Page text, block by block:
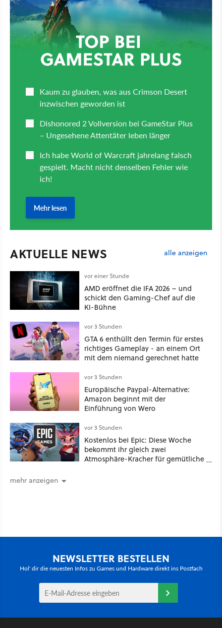
AKTUELLE NEWS alle anzeigen
vor einer Stunde
AMD eröffnet die IFA 2026 – und
schickt den Gaming-Chef auf die
KI-Bühne
vor 3 Stunden
GTA 6 enthüllt den Termin für erstes
richtiges Gameplay - an einem Ort
mit dem niemand gerechnet hatte
vor 3 Stunden
Europäische Paypal-Alternative:
Amazon beginnt mit der
Einführung von Wero
vor 3 Stunden
Kostenlos bei Epic: Diese Woche
bekommt ihr gleich zwei
Atmosphäre-Kracher für gemütliche
mehr anzeigen
NEWSLETTER BESTELLEN
Hol' dir die neuesten Infos zu Games und Hardware direkt ins Postfach